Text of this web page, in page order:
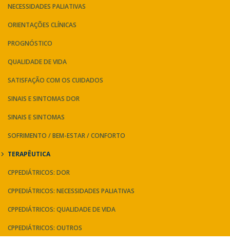
NECESSIDADES PALIATIVAS
ORIENTAÇÕES CLÍNICAS
PROGNÓSTICO
QUALIDADE DE VIDA
SATISFAÇÃO COM OS CUIDADOS
SINAIS E SINTOMAS DOR
SINAIS E SINTOMAS
SOFRIMENTO / BEM-ESTAR / CONFORTO
TERAPÊUTICA
CPPEDIÁTRICOS: DOR
CPPEDIÁTRICOS: NECESSIDADES PALIATIVAS
CPPEDIÁTRICOS: QUALIDADE DE VIDA
CPPEDIÁTRICOS: OUTROS